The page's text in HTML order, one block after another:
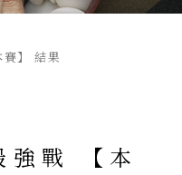
】 結果
強戰 【本